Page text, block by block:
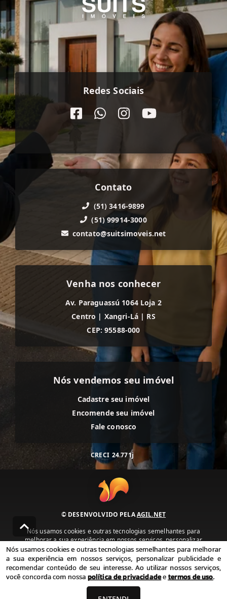
Redes Sociais
Contato
(51) 3416-9899
(51) 99914-3000
contato@suitsimoveis.net
Venha nos conhecer
Av. Paraguassú 1064 Loja 2
Centro | Xangri-Lá | RS
CEP: 95588-000
Nós vendemos seu imóvel
Cadastre seu imóvel
Encomende seu imóvel
Fale conosco
CRECI 24.771j
© DESENVOLVIDO PELAAGIL.NET
Nós usamos cookies e outras tecnologias semelhantes para
melhorar a sua experiência em nossos serviços, personalizar
publicidade e recomendar conteúdo de seu interesse. Ao utilizar
nossos serviços, você concorda com nossa política de privacidade e
termos de uso.
Política de Privacidade Termos de uso
Nós usamos cookies e outras tecnologias semelhantes para melhorar
a sua experiência em nossos serviços, personalizar publicidade e
recomendar conteúdo de seu interesse. Ao utilizar nossos serviços,
você concorda com nossa política de privacidadeetermos de uso.